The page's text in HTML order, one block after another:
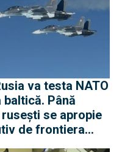
va testa NATO
Până
se apropie
de frontiera